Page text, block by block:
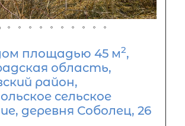
площадью 45 м2,
область,
район,
сельское
деревня Соболец, 26